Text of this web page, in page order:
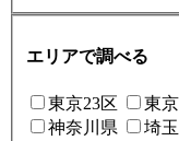
エリアで調べる
東京23区
東
神奈川県
埼